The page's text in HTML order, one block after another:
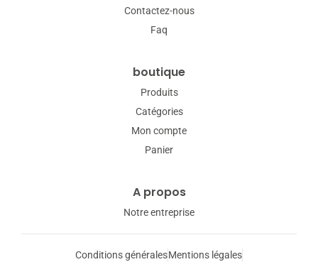
Contactez-nous
Faq
boutique
Produits
Catégories
Mon compte
Panier
A propos
Notre entreprise
Conditions généralesMentions légales